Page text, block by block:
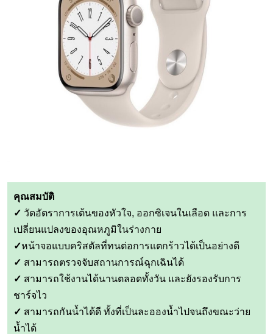
คุณสมบัติ
✓ วัดอัตราการเต้นของหัวใจ, ออกซิเจนในเลือด และการ
เปลี่ยนแปลงของอุณหภูมิในร่างกาย
✓หน้าจอแบบคริสตัลที่ทนต่อการแตกร้าวได้เป็นอย่างดี
✓ สามารถตรวจจับสถานการณ์ฉุกเฉินได้
✓ สามารถใช้งานได้นานตลอดทั้งวัน และยังรองรับการ
ชาร์จไว
✓ สามารถกันน้ำได้ดี ทั้งที่เป็นละอองน้ำไปจนถึงขณะว่าย
น้ำได้